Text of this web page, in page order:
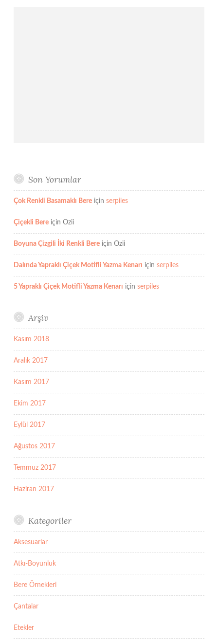
Son Yorumlar
Çok Renkli Basamaklı Bere için serpiles
Çiçekli Bere için Ozii
Boyuna Çizgili İki Renkli Bere için Ozii
Dalında Yapraklı Çiçek Motifli Yazma Kenarı için serpiles
5 Yapraklı Çiçek Motifli Yazma Kenarı için serpiles
Arşiv
Kasım 2018
Aralık 2017
Kasım 2017
Ekim 2017
Eylül 2017
Ağustos 2017
Temmuz 2017
Haziran 2017
Kategoriler
Aksesuarlar
Atkı-Boyunluk
Bere Örnekleri
Çantalar
Etekler